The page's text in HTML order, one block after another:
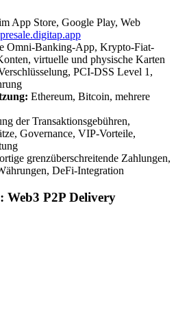
App Store, Google Play, Web
presale.digitap.app
Omni-Banking-App, Krypto-Fiat-
virtuelle und physische Karten
PCI-DSS Level 1,
Ethereum, Bitcoin, mehrere
der Transaktionsgebühren,
Governance, VIP-Vorteile,
grenzüberschreitende Zahlungen,
DeFi-Integration
P2P Delivery